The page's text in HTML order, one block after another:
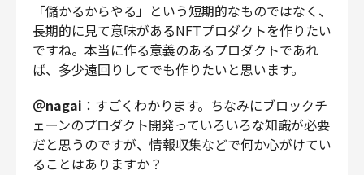
「儲かるからやる」という短期的なものではなく、
長期的に見て意味があるNFTプロダクトを作りたい
ですね。本当に作る意義のあるプロダクトであれ
ば、多少遠回りしてでも作りたいと思います。
＠nagai ：すごくわかります。ちなみにブロックチ
ェーンのプロダクト開発っていろいろな知識が必要
だと思うのですが、情報収集などで何か心がけてい
ることはありますか？